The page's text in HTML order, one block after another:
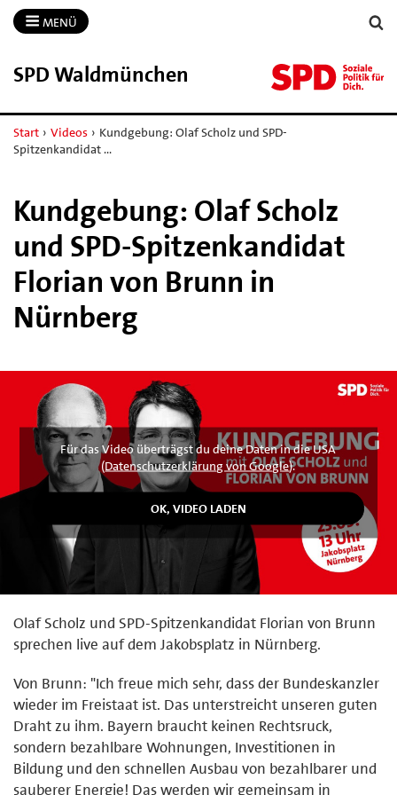
MENÜ
SPD Waldmünchen
Start › Videos › Kundgebung: Olaf Scholz und SPD-
Spitzenkandidat …
Kundgebung: Olaf Scholz
und SPD-Spitzenkandidat
Florian von Brunn in
Nürnberg
Für das Video überträgst du deine Daten in die USA
(Datenschutzerklärung von Google).
Olaf Scholz und SPD-Spitzenkandidat Florian von Brunn
sprechen live auf dem Jakobsplatz in Nürnberg.
Von Brunn: "Ich freue mich sehr, dass der Bundeskanzler
wieder im Freistaat ist. Das unterstreicht unseren guten
Draht zu ihm. Bayern braucht keinen Rechtsruck,
sondern bezahlbare Wohnungen, Investitionen in
Bildung und den schnellen Ausbau von bezahlbarer und
sauberer Energie! Das werden wir gemeinsam in